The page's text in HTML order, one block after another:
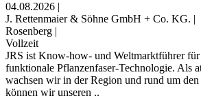
04.08.2026 |
J. Rettenmaier & Söhne GmbH + Co. KG. |
Rosenberg |
Vollzeit
JRS ist Know-how- und Weltmarktführer
funktionale Pflanzenfaser-Technologie. Als
wachsen wir in der Region und rund um
können wir unseren ..